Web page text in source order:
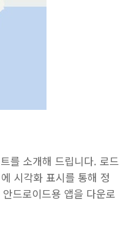
를 소개해 드립니다. 로드
시각화 표시를 통해 정
드로이드용 앱을 다운로